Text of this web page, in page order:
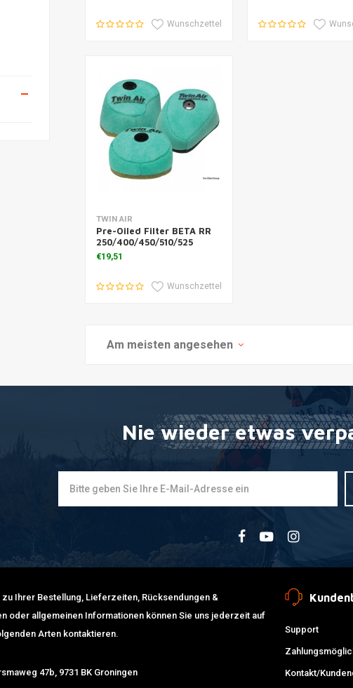
Wunschzettel
Zum Warenkorb hinzufügen
TWIN AIR
Pre-Oiled Filter BETA RR
250/400/450/510/525
€19,51
Wunschzettel
Am meisten angesehen
Nie wieder etwas
zu Ihrer Bestellung, Lieferzeiten, Rücksendungen &
oder allgemeinen Informationen können Sie uns jederzeit auf
Arten kontaktieren.
47b, 9731 BK Groningen
Support
Kontakt/